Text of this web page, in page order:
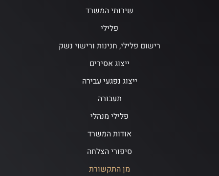
שירותי המשרד
פלילי
רישום פלילי, חנינות ורישוי נשק
ייצוג אסירים
ייצוג נפגעי עבירה
תעבורה
פלילי מנהלי
אודות המשרד
סיפורי הצלחה
מן התקשורת